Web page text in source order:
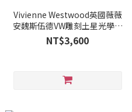
Vivienne Westwood英國薇薇
安魏斯伍德VW雕刻土星光學眼
鏡(黑/紫) VW165-04
NT$3,600